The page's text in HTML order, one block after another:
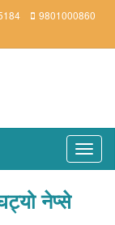
9801000860
नेप्से